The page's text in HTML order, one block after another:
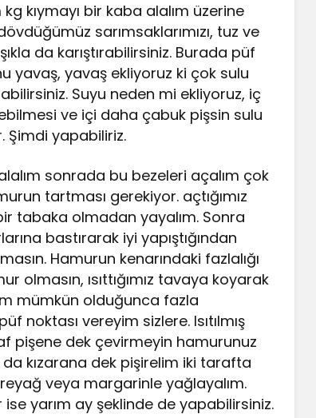
kıymayı bir kaba alalım üzerine
sarımsaklarımızı, tuz ve
da karıştırabilirsiniz. Burada püf
yavaş, yavaş ekliyoruz ki çok sulu
Suyu neden mi ekliyoruz, iç
ve içi daha çabuk pişsin sulu
Şimdi yapabiliriz.
sonrada bu bezeleri açalım çok
tartması gerekiyor. açtığımız
tabaka olmadan yayalım. Sonra
bastırarak iyi yapıştığından
Hamurun kenarındaki fazlalığı
olmasın, ısıttığımız tavaya koyarak
mümkün olduğunca fazla
noktası vereyim sizlere. Isıtılmış
pişene dek çevirmeyin hamurunuz
kızarana dek pişirelim iki tarafta
veya margarinle yağlayalım.
yarım ay şeklinde de yapabilirsiniz.